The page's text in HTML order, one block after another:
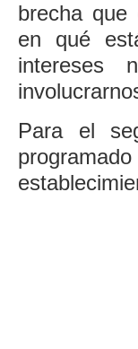
brecha que
en qué
intereses
Para el